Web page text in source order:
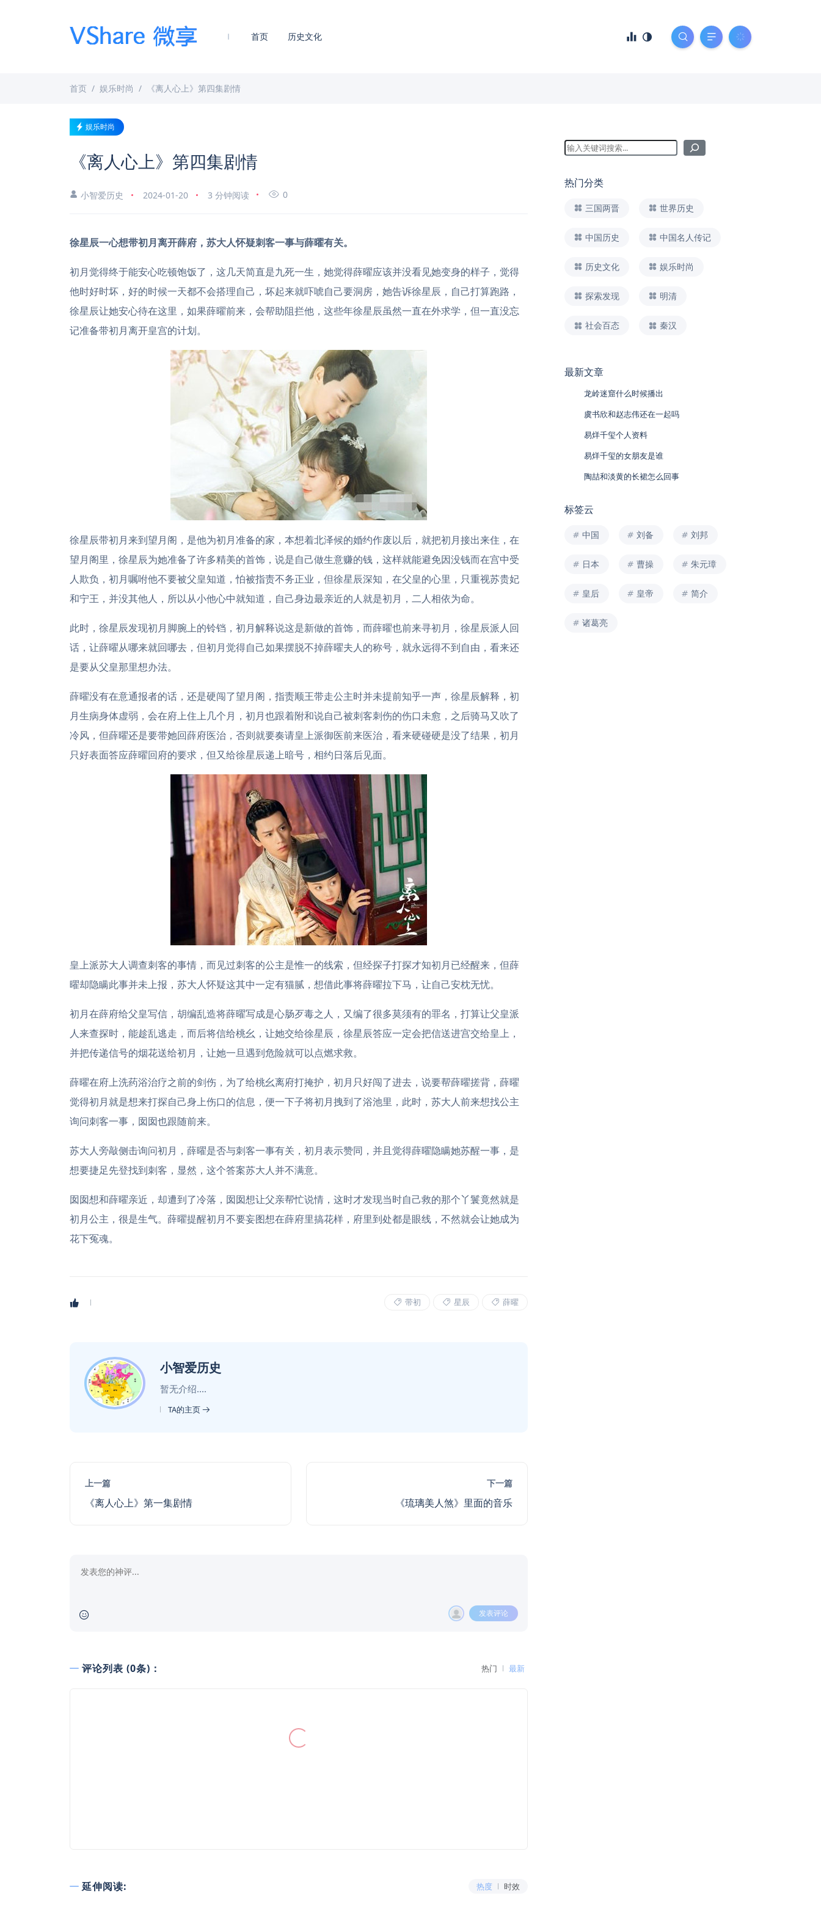
首页 历史文化
首页 娱乐时尚 《离人心上》第四集剧情
娱乐时尚
《离人心上》第四集剧情
小智爱历史 2024-01-20 3 分钟阅读 0
徐星辰一心想带初月离开薛府，苏大人怀疑刺客一事与薛曜有关。
初月觉得终于能安心吃顿饱饭了，这几天简直是九死一生，她觉得薛曜应该并没看见她变身的样子，觉得
他时好时坏，好的时候一天都不会搭理自己，坏起来就吓唬自己要洞房，她告诉徐星辰，自己打算跑路，
徐星辰让她安心待在这里，如果薛曜前来，会帮助阻拦他，这些年徐星辰虽然一直在外求学，但一直没忘
记准备带初月离开皇宫的计划。
徐星辰带初月来到望月阁，是他为初月准备的家，本想着北泽候的婚约作废以后，就把初月接出来住，在
望月阁里，徐星辰为她准备了许多精美的首饰，说是自己做生意赚的钱，这样就能避免因没钱而在宫中受
人欺负，初月嘱咐他不要被父皇知道，怕被指责不务正业，但徐星辰深知，在父皇的心里，只重视苏贵妃
和宁王，并没其他人，所以从小他心中就知道，自己身边最亲近的人就是初月，二人相依为命。
此时，徐星辰发现初月脚腕上的铃铛，初月解释说这是新做的首饰，而薛曜也前来寻初月，徐星辰派人回
话，让薛曜从哪来就回哪去，但初月觉得自己如果摆脱不掉薛曜夫人的称号，就永远得不到自由，看来还
是要从父皇那里想办法。
薛曜没有在意通报者的话，还是硬闯了望月阁，指责顺王带走公主时并未提前知乎一声，徐星辰解释，初
月生病身体虚弱，会在府上住上几个月，初月也跟着附和说自己被刺客刺伤的伤口未愈，之后骑马又吹了
冷风，但薛曜还是要带她回薛府医治，否则就要奏请皇上派御医前来医治，看来硬碰硬是没了结果，初月
只好表面答应薛曜回府的要求，但又给徐星辰递上暗号，相约日落后见面。
皇上派苏大人调查刺客的事情，而见过刺客的公主是惟一的线索，但经探子打探才知初月已经醒来，但薛
曜却隐瞒此事并未上报，苏大人怀疑这其中一定有猫腻，想借此事将薛曜拉下马，让自己安枕无忧。
初月在薛府给父皇写信，胡编乱造将薛曜写成是心肠歹毒之人，又编了很多莫须有的罪名，打算让父皇派
人来查探时，能趁乱逃走，而后将信给桃幺，让她交给徐星辰，徐星辰答应一定会把信送进宫交给皇上，
并把传递信号的烟花送给初月，让她一旦遇到危险就可以点燃求救。
薛曜在府上洗药浴治疗之前的剑伤，为了给桃幺离府打掩护，初月只好闯了进去，说要帮薛曜搓背，薛曜
觉得初月就是想来打探自己身上伤口的信息，便一下子将初月拽到了浴池里，此时，苏大人前来想找公主
询问刺客一事，囡囡也跟随前来。
苏大人旁敲侧击询问初月，薛曜是否与刺客一事有关，初月表示赞同，并且觉得薛曜隐瞒她苏醒一事，是
想要捷足先登找到刺客，显然，这个答案苏大人并不满意。
囡囡想和薛曜亲近，却遭到了冷落，囡囡想让父亲帮忙说情，这时才发现当时自己救的那个丫鬟竟然就是
初月公主，很是生气。 薛曜提醒初月不要妄图想在薛府里搞花样，府里到处都是眼线，不然就会让她成为
花下冤魂。
带初 星辰 薛曜
小智爱历史
暂无介绍....
TA的主页
上一篇
《离人心上》第一集剧情
下一篇
《琉璃美人煞》里面的音乐
发表评论
评论列表 (0条)： 热门 最新
延伸阅读: 热度 时效
热门分类
三国两晋 世界历史
中国历史 中国名人传记
历史文化 娱乐时尚
探索发现 明清
社会百态 秦汉
最新文章
龙岭迷窟什么时候播出
虞书欣和赵志伟还在一起吗
易烊千玺个人资料
易烊千玺的女朋友是谁
陶喆和淡黄的长裙怎么回事
标签云
中国 刘备 刘邦
日本 曹操 朱元璋
皇后 皇帝 简介
诸葛亮